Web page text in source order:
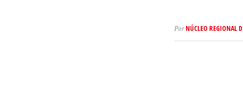
PorNÚCLEO REGIONAL